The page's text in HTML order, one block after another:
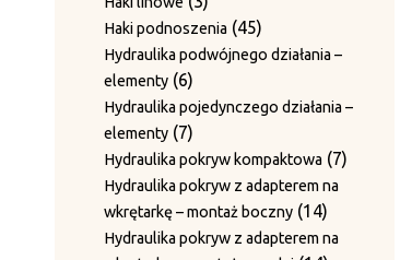
nakrętki zabezpieczające
Sworznie rolek prowadzących z
blaszkami zabezpieczającymi
1
Sworznie ściany bocznej i
pierścienie ustalające 33
Sworznie z pierścieniem
ustalającym 11
produkt
Tuleje / Pierścienie prowadzące
1111
produktów
Tuleje prowadzące (do igieł) 44
produkty
Haki podnoszenia 4545
produktów
Hydraulika podwójnego działania –
elementy
66
produktów
Hydraulika pojedynczego działania –
elementy
77
produktów
Hydraulika pokryw kompaktowa 77
Hydraulika pokryw z adapterem na
wkrętarkę – montaż boczny
1414
produktów
Hydraulika pokryw z adapterem na